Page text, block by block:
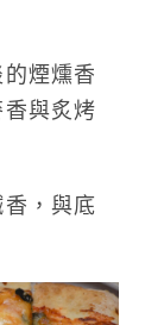
煙燻香
與炙烤
，與底